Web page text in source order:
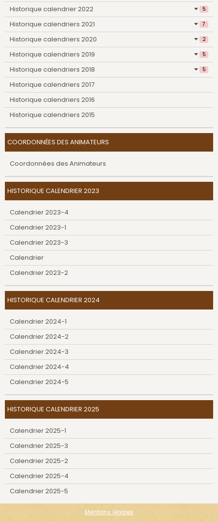
Historique calendrier 2022 5
Historique calendriers 2021 7
Historique calendriers 2020 2
Historique calendriers 2019 5
Historique calendriers 2018 5
Historique calendriers 2017
Historique calendriers 2016
Historique calendriers 2015
COORDONNÉES DES ANIMATEURS
Coordonnées des Animateurs
HISTORIQUE CALENDRIER 2023
Calendrier 2023-4
Calendrier 2023-1
Calendrier 2023-3
Calendrier
Calendrier 2023-2
HISTORIQUE CALENDRIER 2024
Calendrier 2024-1
Calendrier 2024-2
Calendrier 2024-3
Calendrier 2024-4
Calendrier 2024-5
HISTORIQUE CALENDRIER 2025
Calendrier 2025-1
Calendrier 2025-3
Calendrier 2025-2
Calendrier 2025-4
Calendrier 2025-5
Mentions légales